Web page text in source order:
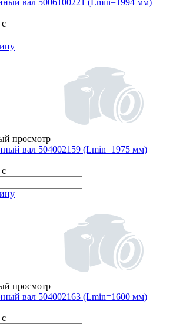
вал 5006100221 (Lmin=1994 мм)
c
просмотр
вал 504002159 (Lmin=1975 мм)
c
просмотр
вал 504002163 (Lmin=1600 мм)
c